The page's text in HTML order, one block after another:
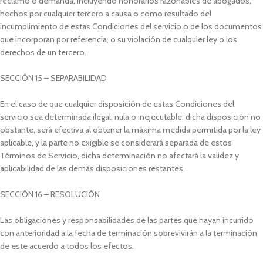
hechos por cualquier tercero a causa o como resultado del
incumplimiento de estas Condiciones del servicio o de los documentos
que incorporan por referencia, o su violación de cualquier ley o los
derechos de un tercero.
SECCIÓN 15 – SEPARABILIDAD
En el caso de que cualquier disposición de estas Condiciones del
servicio sea determinada ilegal, nula o inejecutable, dicha disposición no
obstante, será efectiva al obtener la máxima medida permitida por la ley
aplicable, y la parte no exigible se considerará separada de estos
Términos de Servicio, dicha determinación no afectará la validez y
aplicabilidad de las demás disposiciones restantes.
SECCIÓN 16 – RESOLUCIÓN
Las obligaciones y responsabilidades de las partes que hayan incurrido
con anterioridad a la fecha de terminación sobrevivirán a la terminación
de este acuerdo a todos los efectos.